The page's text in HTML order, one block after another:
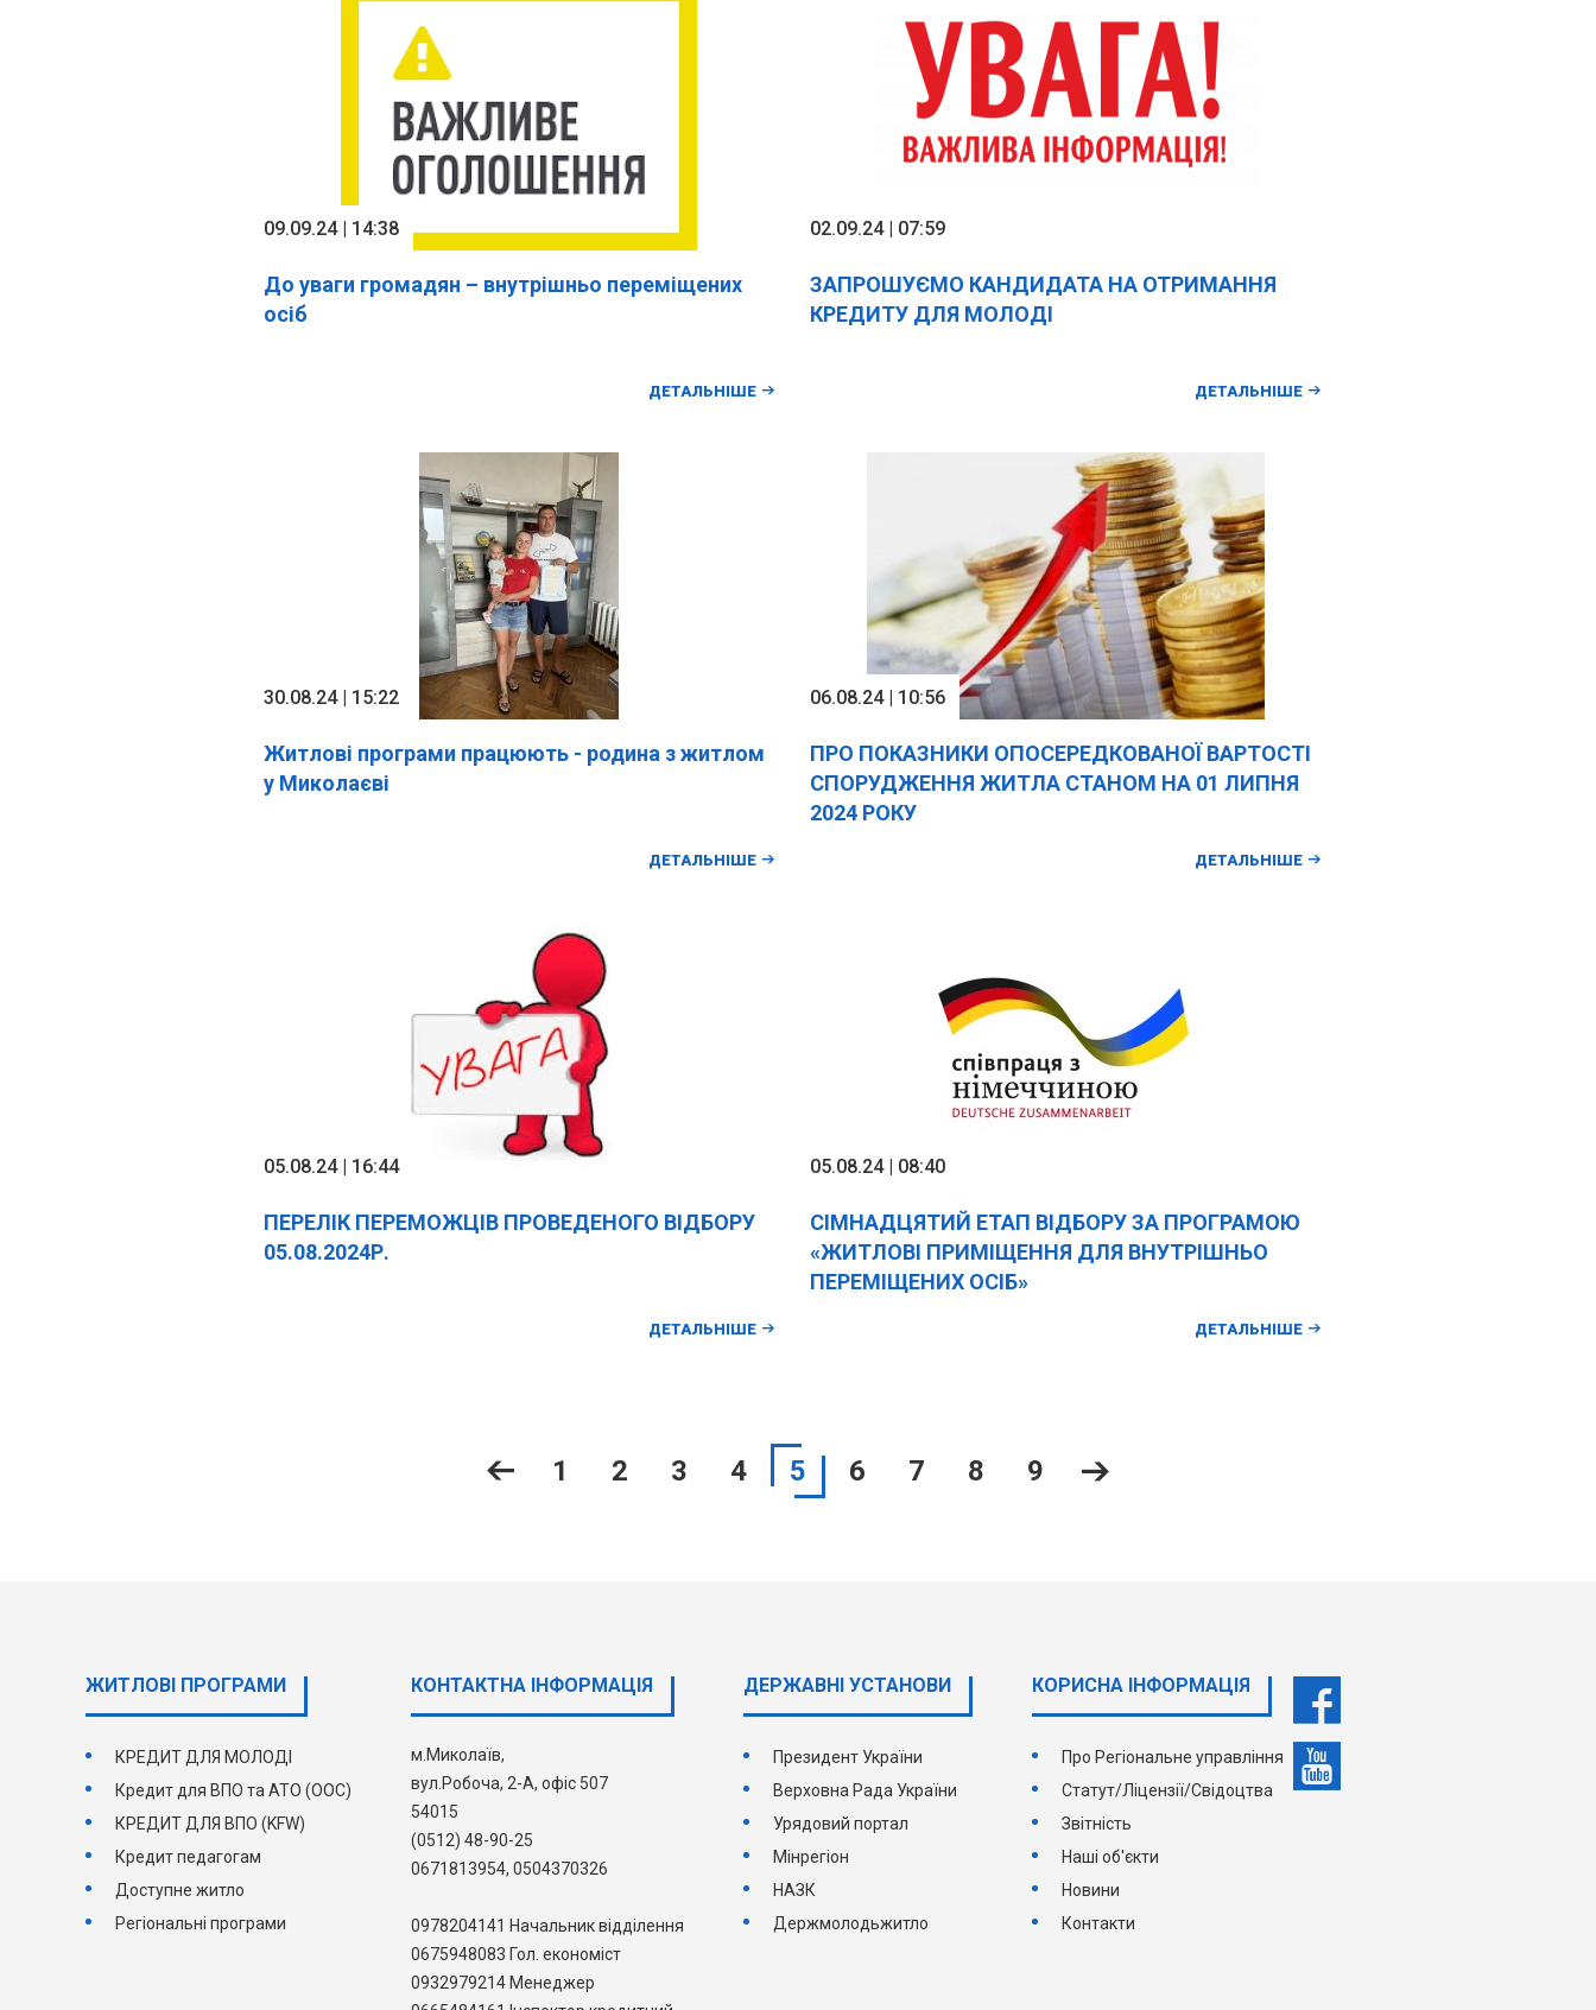
09.09.24 | 14:38
До уваги громадян – внутрішньо переміщених
осіб
ДЕТАЛЬНІШЕ
02.09.24 | 07:59
ЗАПРОШУЄМО КАНДИДАТА НА ОТРИМАННЯ
КРЕДИТУ ДЛЯ МОЛОДІ
ДЕТАЛЬНІШЕ
30.08.24 | 15:22
Житлові програми працюють - родина з житлом
у Миколаєві
ДЕТАЛЬНІШЕ
06.08.24 | 10:56
ПРО ПОКАЗНИКИ ОПОСЕРЕДКОВАНОЇ ВАРТОСТІ
СПОРУДЖЕННЯ ЖИТЛА СТАНОМ НА 01 ЛИПНЯ
2024 РОКУ
ДЕТАЛЬНІШЕ
05.08.24 | 16:44
ПЕРЕЛІК ПЕРЕМОЖЦІВ ПРОВЕДЕНОГО ВІДБОРУ
05.08.2024Р.
ДЕТАЛЬНІШЕ
05.08.24 | 08:40
СІМНАДЦЯТИЙ ЕТАП ВІДБОРУ ЗА ПРОГРАМОЮ
«ЖИТЛОВІ ПРИМІЩЕННЯ ДЛЯ ВНУТРІШНЬО
ПЕРЕМІЩЕНИХ ОСІБ»
ДЕТАЛЬНІШЕ
1 2 3 4 5 6 7 8 9
ЖИТЛОВІ ПРОГРАМИ
КРЕДИТ ДЛЯ МОЛОДІ
Кредит для ВПО та АТО (ООС)
КРЕДИТ ДЛЯ ВПО (KFW)
Кредит педагогам
Доступне житло
Регіональні програми
КОНТАКТНА ІНФОРМАЦІЯ
м.Миколаїв,
вул.Робоча, 2-А, офіс 507
54015
(0512) 48-90-25
0671813954, 0504370326
0978204141 Начальник відділення
0675948083 Гол. економіст
0932979214 Менеджер
ДЕРЖАВНI УСТАНОВИ
Президент України
Верховна Рада України
Урядовий портал
Мінрегіон
НАЗК
Держмолодьжитло
КОРИСНА ІНФОРМАЦІЯ
Про Регіональне управління
Статут/Ліцензії/Свідоцтва
Звітність
Наші об'єкти
Новини
Контакти